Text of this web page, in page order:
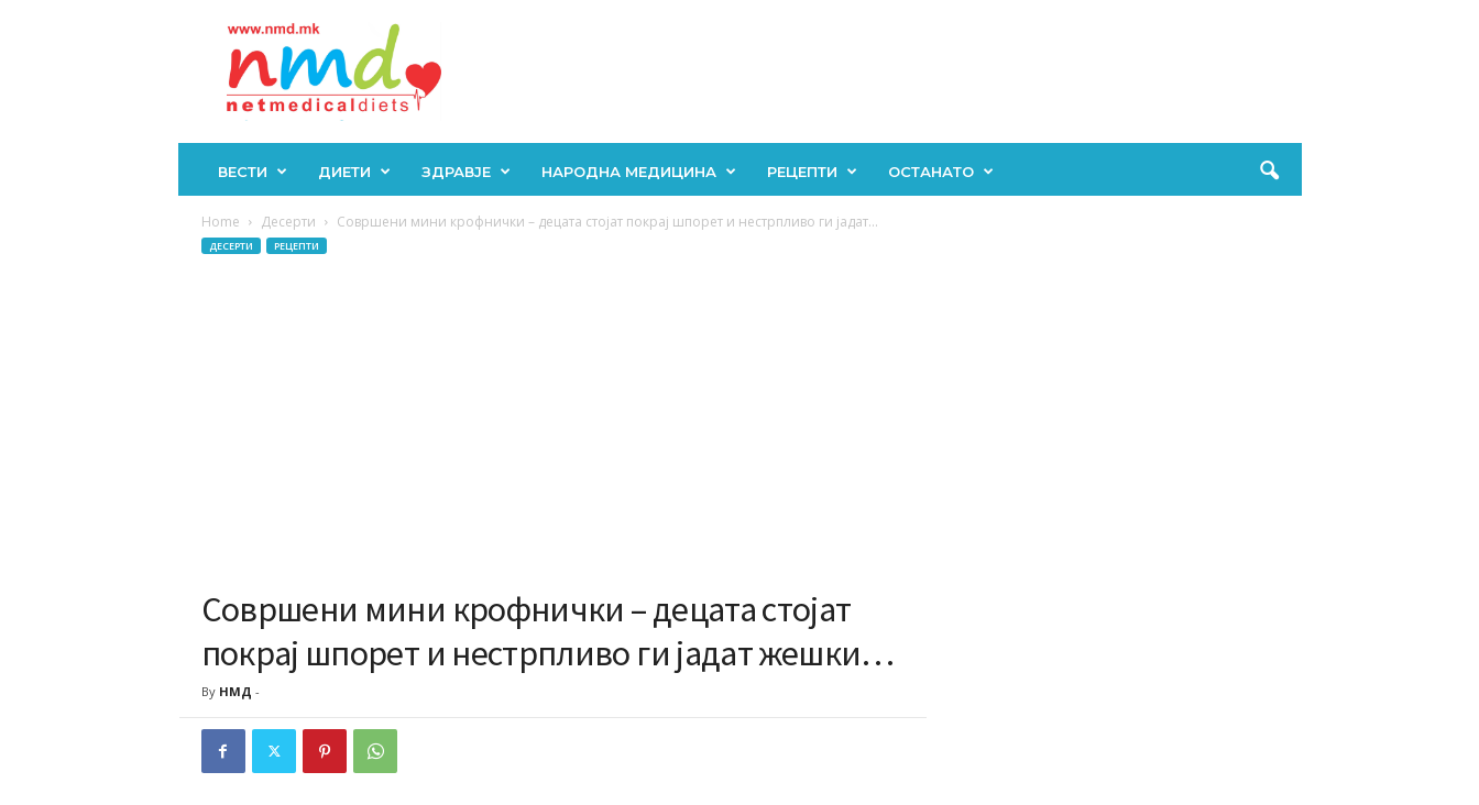
ВЕСТИ ДИЕТИ ЗДРАВЈЕ НАРОДНА МЕДИЦИНА РЕЦЕПТИ ОСТАНАТО
Home Десерти Совршени мини крофнички – децата стојат покрај шпорет и нестрпливо ги јадат...
ДЕСЕРТИ РЕЦЕПТИ
Совршени мини крофнички – децата стојат
покрај шпорет и нестрпливо ги јадат жешки…
By НМД -